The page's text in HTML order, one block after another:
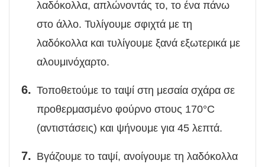
λαδόκολλα, απλώνοντάς το, το ένα πάνω
στο άλλο. Τυλίγουμε σφιχτά με τη
λαδόκολλα και τυλίγουμε ξανά εξωτερικά με
αλουμινόχαρτο.
Τοποθετούμε το ταψί στη μεσαία σχάρα σε
προθερμασμένο φούρνο στους 170°C
(αντιστάσεις) και ψήνουμε για 45 λεπτά.
Βγάζουμε το ταψί, ανοίγουμε τη λαδόκολλα